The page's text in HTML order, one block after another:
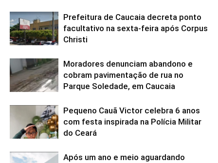
Prefeitura de Caucaia decreta ponto
facultativo na sexta-feira após Corpus
Christi
Moradores denunciam abandono e
cobram pavimentação de rua no
Parque Soledade, em Caucaia
Pequeno Cauã Victor celebra 6 anos
com festa inspirada na Polícia Militar
do Ceará
Após um ano e meio aguardando